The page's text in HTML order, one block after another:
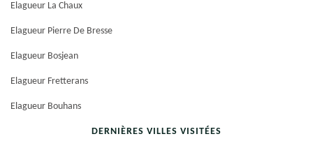
Elagueur La Chaux
Elagueur Pierre De Bresse
Elagueur Bosjean
Elagueur Fretterans
Elagueur Bouhans
DERNIÈRES VILLES VISITÉES